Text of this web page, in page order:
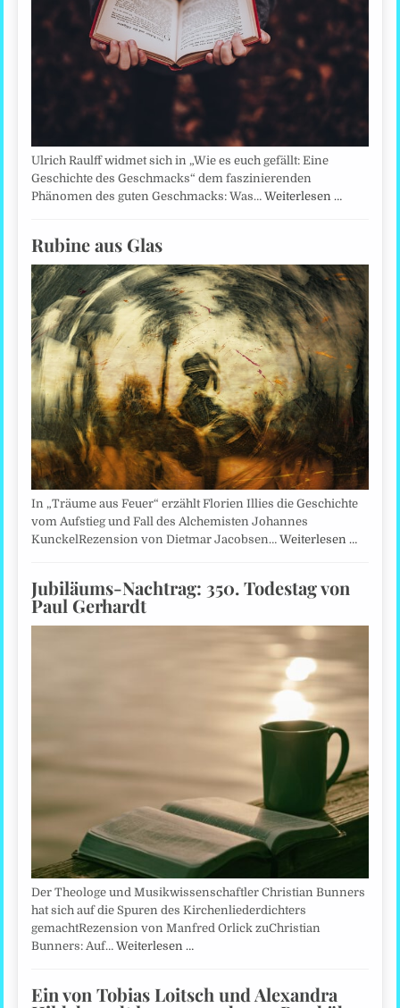
Ulrich Raulff widmet sich in „Wie es euch gefällt: Eine
Geschichte des Geschmacks“ dem faszinierenden
Phänomen des guten Geschmacks: Was…Weiterlesen …
Rubine aus Glas
In „Träume aus Feuer“ erzählt Florien Illies die Geschichte
vom Aufstieg und Fall des Alchemisten Johannes
KunckelRezension von Dietmar Jacobsen…Weiterlesen …
Jubiläums-Nachtrag: 350. Todestag von
Paul Gerhardt
Der Theologe und Musikwissenschaftler Christian Bunners
hat sich auf die Spuren des Kirchenliederdichters
gemachtRezension von Manfred Orlick zuChristian
Bunners: Auf…Weiterlesen …
Ein von Tobias Loitsch und Alexandra